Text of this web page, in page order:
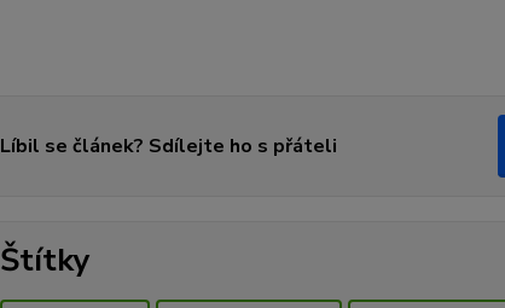
Líbil se článek? Sdílejte ho s přáteli
Štítky